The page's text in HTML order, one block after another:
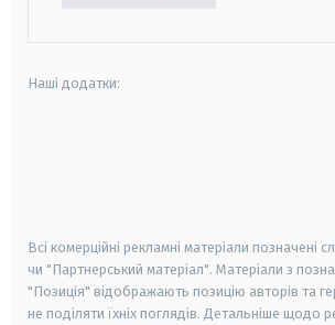
Наші додатки:
Всі комерційні рекламні матеріали позначені
чи "Партнерський матеріал". Матеріали з
"Позиція" відображають позицію авторів та
не поділяти їхніх поглядів. Детальніше щодо